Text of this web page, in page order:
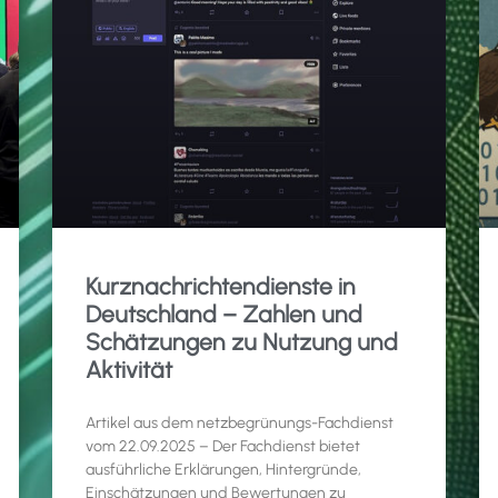
Kurznachrichtendienste in
Deutschland – Zahlen und
Schätzungen zu Nutzung und
Aktivität
Artikel aus dem netzbegrünungs-Fachdienst
vom 22.09.2025 – Der Fachdienst bietet
ausführliche Erklärungen, Hintergründe,
Einschätzungen und Bewertungen zu